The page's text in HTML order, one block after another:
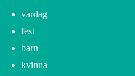
vardag
fest
barn
kvinna